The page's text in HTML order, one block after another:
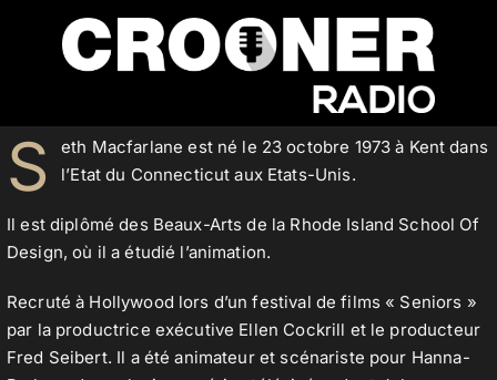
contenu
Accueil
Podcasts
Actualités
S
eth Macfarlane est né le 23 octobre 1973 à Kent dans
l’Etat du Connecticut aux Etats-Unis.
Il est diplômé des Beaux-Arts de la Rhode Island School Of
Design, où il a étudié l’animation.
Recruté à Hollywood lors d’un festival de films « Seniors »
par la productrice exécutive Ellen Cockrill et le producteur
Fred Seibert. Il a été animateur et scénariste pour Hanna-